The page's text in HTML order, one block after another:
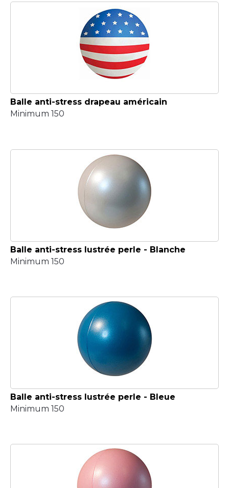
Balle anti-stress drapeau américain
Minimum 150
Balle anti-stress lustrée perle - Blanche
Minimum 150
Balle anti-stress lustrée perle - Bleue
Minimum 150